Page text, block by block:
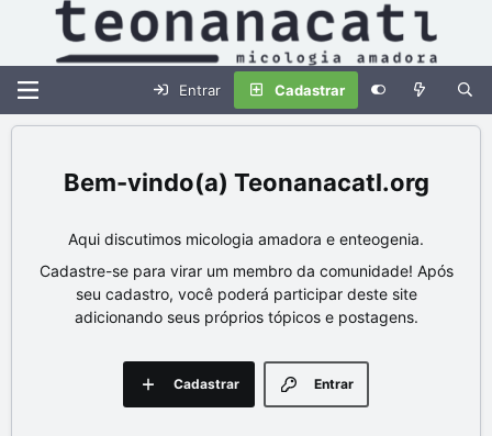
Entrar Cadastrar
Teonanacatl.org
Aqui discutimos micologia amadora e enteogenia.
Cadastre-se para virar um membro da comunidade! Após
seu cadastro, você poderá participar deste site
adicionando seus próprios tópicos e postagens.
Entrar
Cadastrar